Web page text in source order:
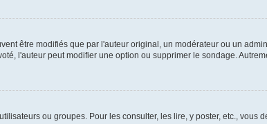
être modifiés que par l'auteur original, un modérateur ou un
l'auteur peut modifier une option ou supprimer le sondage.
ou groupes. Pour les consulter, les lire, y poster, etc.,